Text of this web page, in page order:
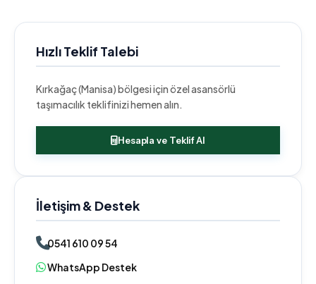
Hızlı Teklif Talebi
Kırkağaç (Manisa) bölgesi için özel asansörlü
taşımacılık teklifinizi hemen alın.
Hesapla ve Teklif Al
İletişim & Destek
0541 610 09 54
WhatsApp Destek